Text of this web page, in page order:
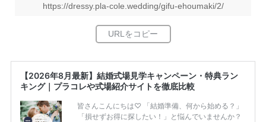
https://dressy.pla-cole.wedding/gifu-ehoumaki/2/
【2026年8月最新】結婚式場見学キャンペーン・特典ラン
キング｜プラコレや式場紹介サイトを徹底比較
皆さんこんにちは♡ 「結婚準備、何から始める？」
「損せずお得に探したい！」と悩んでいませんか？